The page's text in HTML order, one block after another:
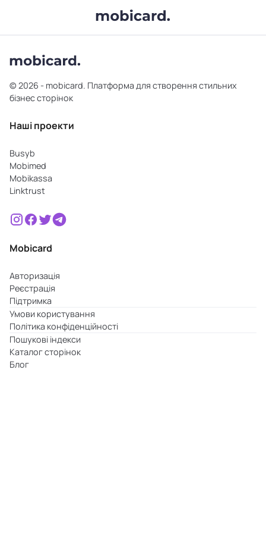
© 2026 - mobicard. Платформа для створення стильних
бізнес сторінок
Наші проекти
Busyb
Mobimed
Mobikassa
Linktrust
Mobicard
Авторизація
Реєстрація
Підтримка
Умови користування
Політика конфіденційності
Пошукові індекси
Каталог сторінок
Блог